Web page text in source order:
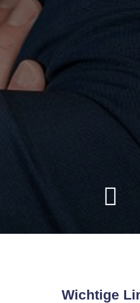
Wichtige